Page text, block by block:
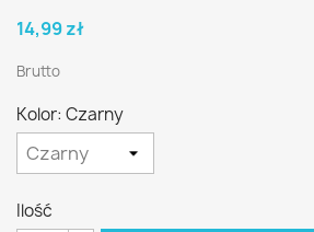
14,99 zł
Brutto
Kolor: Czarny
Ilość